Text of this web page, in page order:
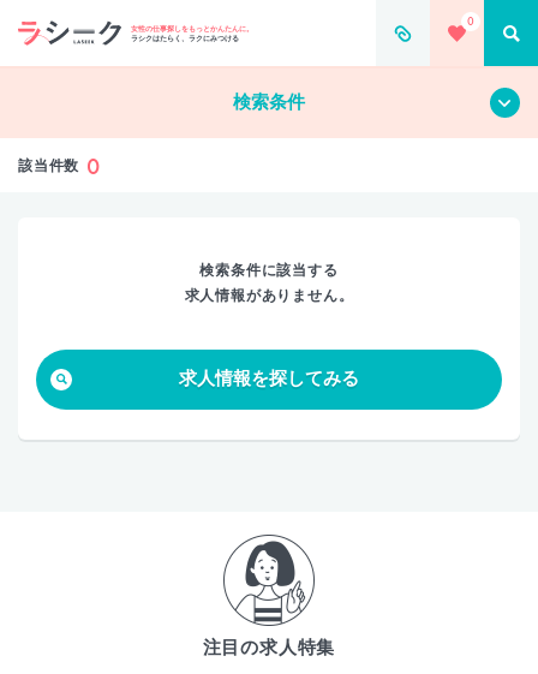
女性の仕事探しをもっとかんたんに。
ラシクはたらく、ラクにみつける
0
すべて
検索条件
該当件数 0
検索条件に該当する
求人情報がありません。
求人情報を探してみる
注目の求人特集